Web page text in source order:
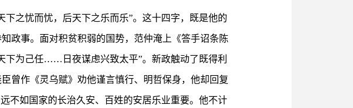
之忧而忧，后天下之乐而乐”。这十四字，既是他的
政事。面对积贫积弱的国势，范仲淹上《答手诏条陈
下为己任……日夜谋虑兴致太平”。新政触动了既得利
曾作《灵乌赋》劝他谨言慎行、明哲保身，他却回复
不如国家的长治久安、百姓的安居乐业重要。他不计